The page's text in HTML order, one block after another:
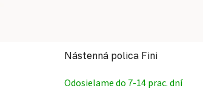
Nástenná polica Fini
Odosielame do 7-14 prac. dní